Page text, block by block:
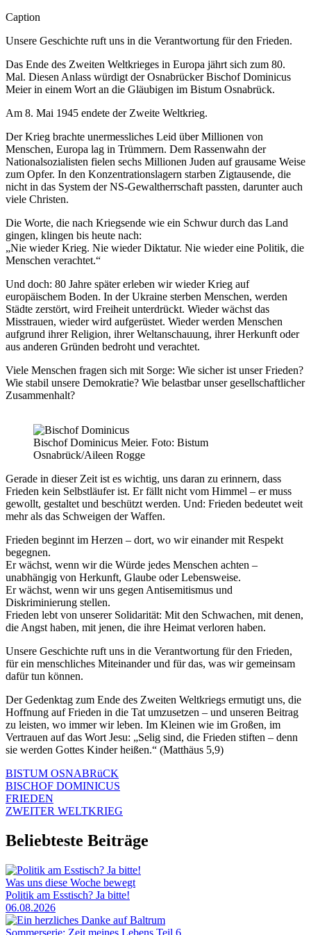
Caption
Unsere Geschichte ruft uns in die Verantwortung für den Frieden.
Das Ende des Zweiten Weltkrieges in Europa jährt sich zum 80.
Mal. Diesen Anlass würdigt der Osnabrücker Bischof Dominicus
Meier in einem Wort an die Gläubigen im Bistum Osnabrück.
Am 8. Mai 1945 endete der Zweite Weltkrieg.
Der Krieg brachte unermessliches Leid über Millionen von
Menschen, Europa lag in Trümmern. Dem Rassenwahn der
Nationalsozialisten fielen sechs Millionen Juden auf grausame Weise
zum Opfer. In den Konzentrationslagern starben Zigtausende, die
nicht in das System der NS-Gewaltherrschaft passten, darunter auch
viele Christen.
Die Worte, die nach Kriegsende wie ein Schwur durch das Land
gingen, klingen bis heute nach:
„Nie wieder Krieg. Nie wieder Diktatur. Nie wieder eine Politik, die
Menschen verachtet.“
Und doch: 80 Jahre später erleben wir wieder Krieg auf
europäischem Boden. In der Ukraine sterben Menschen, werden
Städte zerstört, wird Freiheit unterdrückt. Wieder wächst das
Misstrauen, wieder wird aufgerüstet. Wieder werden Menschen
aufgrund ihrer Religion, ihrer Weltanschauung, ihrer Herkunft oder
aus anderen Gründen bedroht und verachtet.
Viele Menschen fragen sich mit Sorge: Wie sicher ist unser Frieden?
Wie stabil unsere Demokratie? Wie belastbar unser gesellschaftlicher
Zusammenhalt?
Bischof Dominicus Meier. Foto: Bistum
Osnabrück/Aileen Rogge
Gerade in dieser Zeit ist es wichtig, uns daran zu erinnern, dass
Frieden kein Selbstläufer ist. Er fällt nicht vom Himmel – er muss
gewollt, gestaltet und beschützt werden. Und: Frieden bedeutet weit
mehr als das Schweigen der Waffen.
Frieden beginnt im Herzen – dort, wo wir einander mit Respekt
begegnen.
Er wächst, wenn wir die Würde jedes Menschen achten –
unabhängig von Herkunft, Glaube oder Lebensweise.
Er wächst, wenn wir uns gegen Antisemitismus und
Diskriminierung stellen.
Frieden lebt von unserer Solidarität: Mit den Schwachen, mit denen,
die Angst haben, mit jenen, die ihre Heimat verloren haben.
Unsere Geschichte ruft uns in die Verantwortung für den Frieden,
für ein menschliches Miteinander und für das, was wir gemeinsam
dafür tun können.
Der Gedenktag zum Ende des Zweiten Weltkriegs ermutigt uns, die
Hoffnung auf Frieden in die Tat umzusetzen – und unseren Beitrag
zu leisten, wo immer wir leben. Im Kleinen wie im Großen, im
Vertrauen auf das Wort Jesu: „Selig sind, die Frieden stiften – denn
sie werden Gottes Kinder heißen.“ (Matthäus 5,9)
BISTUM OSNABRüCK
BISCHOF DOMINICUS
FRIEDEN
ZWEITER WELTKRIEG
Beliebteste Beiträge
Was uns diese Woche bewegt
Politik am Esstisch? Ja bitte!
06.08.2026
Sommerserie: Zeit meines Lebens Teil 6